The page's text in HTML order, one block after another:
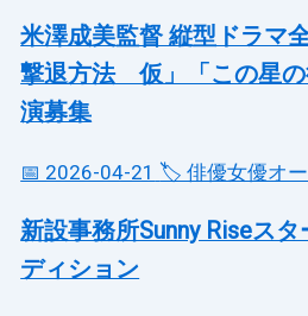
米澤成美監督 縦型ドラマ
撃退方法 仮」「この星
演募集
📅 2026-04-21 🏷️ 俳優女優オ
新設事務所Sunny Riseス
ディション